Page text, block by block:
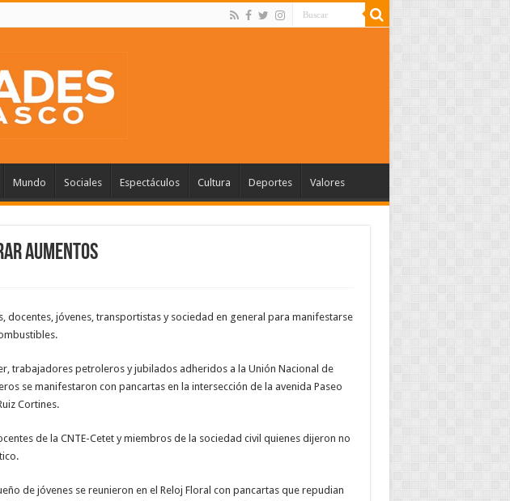
Mundo Sociales Espectáculos Cultura Deportes Valores
aumentos
docentes, jóvenes, transportistas y sociedad en general para manifestarse
trabajadores petroleros y jubilados adheridos a la Unión Nacional de
se manifestaron con pancartas en la intersección de la avenida Paseo
Cortines.
de la CNTE-Cetet y miembros de la sociedad civil quienes dijeron no
de jóvenes se reunieron en el Reloj Floral con pancartas que repudian